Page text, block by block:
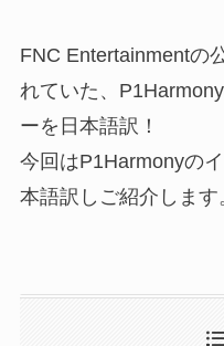
FNC Entertainmentの
れていた、
ーを日本語訳！
今回はP1Harmonyの
本語訳しご紹介します